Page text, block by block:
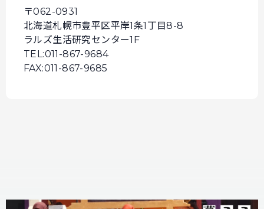
〒062-0931
北海道札幌市豊平区平岸1条1丁目8-8
ラルズ生活研究センター1F
TEL:011-867-9684
FAX:011-867-9685